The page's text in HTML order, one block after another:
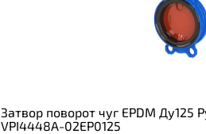
Затвор поворот чуг EPDM Ду125
VPI4448A-02EP0125